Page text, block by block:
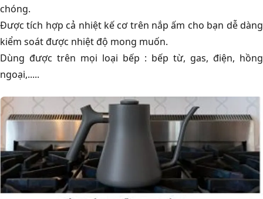
chóng.
Được tích hợp cả nhiệt kế cơ trên nắp ấm cho bạn dễ dàng
kiểm soát được nhiệt độ mong muốn.
Dùng được trên mọi loại bếp : bếp từ, gas, điện, hồng
ngoại,.....